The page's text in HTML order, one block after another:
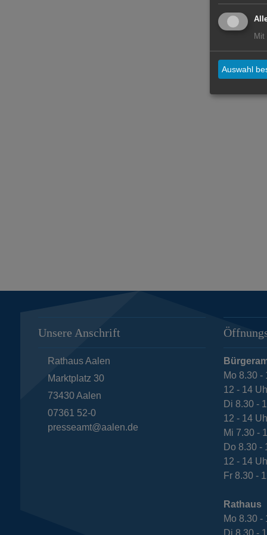
Unsere Anschrift
Rathaus Aalen
Marktplatz 30
73430 Aalen
07361 52-0
presseamt@aalen.de
Mo 8.30 -
12 - 14
Di 8.30 -
12 - 14
Mi 7.30 -
Do 8.30 -
12 - 14
Fr 8.30 -
Rathaus
Mo 8.30 -
Di 8.30 -
Mit
Auswahl